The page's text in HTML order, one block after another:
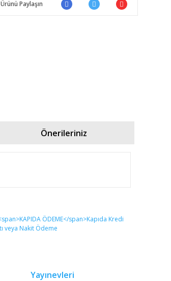
Ürünü Paylaşın
Önerileriniz
Yayınevleri